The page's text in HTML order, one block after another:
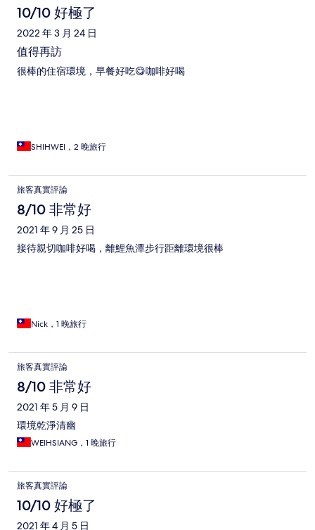
10/10 好極了
2022 年 3 月 24 日
值得再訪
很棒的住宿環境，早餐好吃😋咖啡好喝
SHIHWEI，2 晚旅行
旅客真實評論
8/10 非常好
2021 年 9 月 25 日
接待親切咖啡好喝，離鯉魚潭步行距離環境很棒
Nick，1 晚旅行
旅客真實評論
8/10 非常好
2021 年 5 月 9 日
環境乾淨清幽
WEIHSIANG，1 晚旅行
旅客真實評論
10/10 好極了
2021 年 4 月 5 日